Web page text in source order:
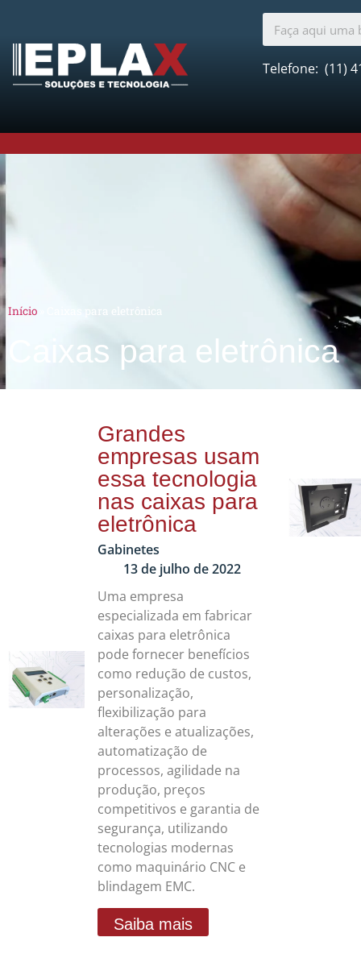
Telefone: (11)
Início Caixas para eletrônica
Caixas para eletrônica
Grandes
empresas usam
essa tecnologia
nas caixas para
eletrônica
Gabinetes
13 de julho de 2022
Uma empresa
especializada em fabricar
caixas para eletrônica
pode fornecer benefícios
como redução de custos,
personalização,
flexibilização para
alterações e atualizações,
automatização de
processos, agilidade na
produção, preços
competitivos e garantia de
segurança, utilizando
tecnologias modernas
como maquinário CNC e
blindagem EMC.
Saiba mais